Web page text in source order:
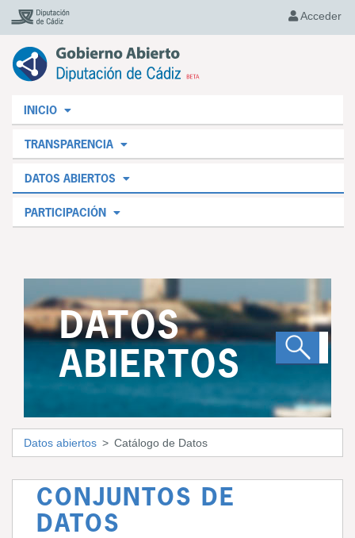
Acceder
INICIO
TRANSPARENCIA
DATOS ABIERTOS
PARTICIPACIÓN
DATOS
ABIERTOS
Datos abiertos Catálogo de Datos
CONJUNTOS DE
DATOS